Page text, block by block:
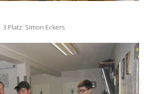
3.Platz: Simon Eckers